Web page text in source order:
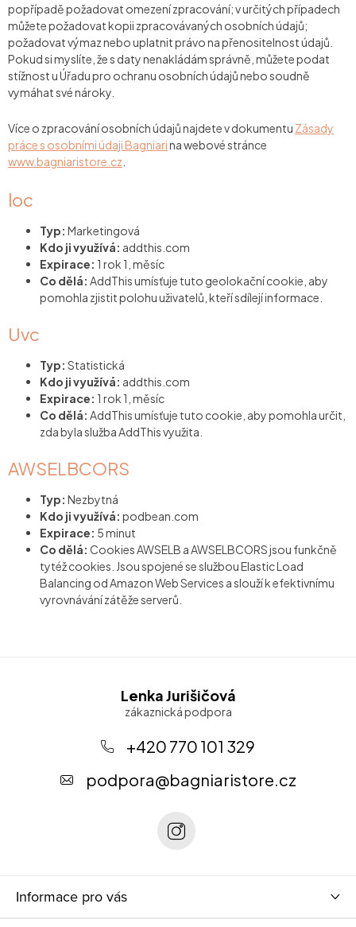
popřípadě požadovat omezení zpracování; v určitých případech
můžete požadovat kopii zpracovávaných osobních údajů;
požadovat výmaz nebo uplatnit právo na přenositelnost údajů.
Pokud si myslíte, že s daty nenakládám správně, můžete podat
stížnost u Úřadu pro ochranu osobních údajů nebo soudně
vymáhat své nároky.
Více o zpracování osobních údajů najdete v dokumentu Zásady
práce s osobními údaji Bagniarina webové stránce
www.bagniaristore.cz
loc
Typ: Marketingová
Kdo ji využívá: addthis.com
Expirace: 1 rok 1, měsíc
Co dělá: AddThis umísťuje tuto geolokační cookie, aby
pomohla zjistit polohu uživatelů, kteří sdílejí informace.
Uvc
Typ: Statistická
Kdo ji využívá: addthis.com
Expirace: 1 rok 1, měsíc
Co dělá: AddThis umísťuje tuto cookie, aby pomohla určit,
zda byla služba AddThis využita.
AWSELBCORS
Typ: Nezbytná
Kdo ji využívá: podbean.com
Expirace: 5 minut
Co dělá: Cookies AWSELB a AWSELBCORS jsou funkčně
tytéž cookies. Jsou spojené se službou Elastic Load
Balancing od Amazon Web Services a slouží k efektivnímu
vyrovnávání zátěže serverů.
Lenka Jurišičová
+420 770 101 329
podpora@bagniaristore.cz
Informace pro vás